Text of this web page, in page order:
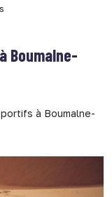
Boumalne-
à Boumalne-